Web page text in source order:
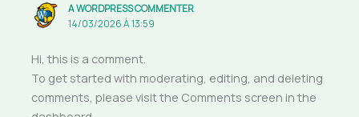
A WORDPRESS COMMENTER
14/03/2026 À 13:59
Hi, this is a comment.
To get started with moderating, editing, and deleting
comments, please visit the Comments screen in the